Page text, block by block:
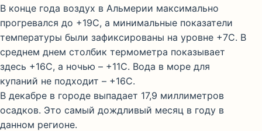
В конце года воздух в Альмерии максимально
прогревался до +19С, а минимальные показатели
температуры были зафиксированы на уровне +7С. В
среднем днем столбик термометра показывает
здесь +16С, а ночью – +11С. Вода в море для
купаний не подходит – +16С.
В декабре в городе выпадает 17,9 миллиметров
осадков. Это самый дождливый месяц в году в
данном регионе.